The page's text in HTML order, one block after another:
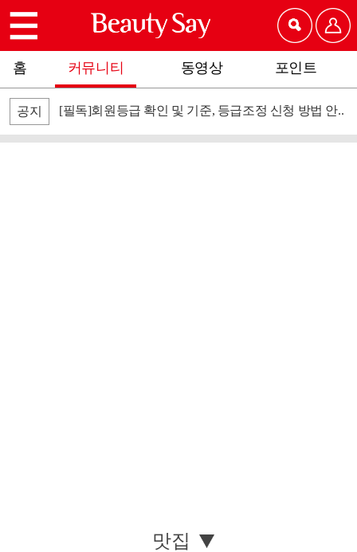
홈 커뮤니티 동영상 포인트
공지 [필독]회원등급 확인 및 기준, 등급조정 신청 방법 안..
맛집